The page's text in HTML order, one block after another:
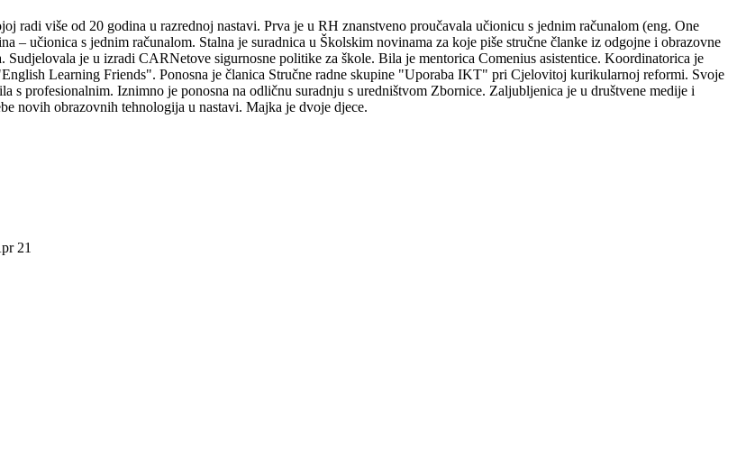
više od 20 godina u razrednoj nastavi. Prva je u RH znanstveno proučavala učionicu s jednim računalom (eng. One
– učionica s jednim računalom. Stalna je suradnica u Školskim novinama za koje piše stručne članke iz odgojne i obrazovne
je u izradi CARNetove sigurnosne politike za škole. Bila je mentorica Comenius asistentice. Koordinatorica je
Learning Friends". Ponosna je članica Stručne radne skupine "Uporaba IKT" pri Cjelovitoj kurikularnoj reformi. Svoje
s profesionalnim. Iznimno je ponosna na odličnu suradnju s uredništvom Zbornice. Zaljubljenica je u društvene medije i
novih obrazovnih tehnologija u nastavi. Majka je dvoje djece.
21